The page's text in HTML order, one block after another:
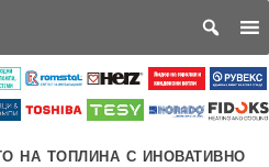
на топлина с иновативно